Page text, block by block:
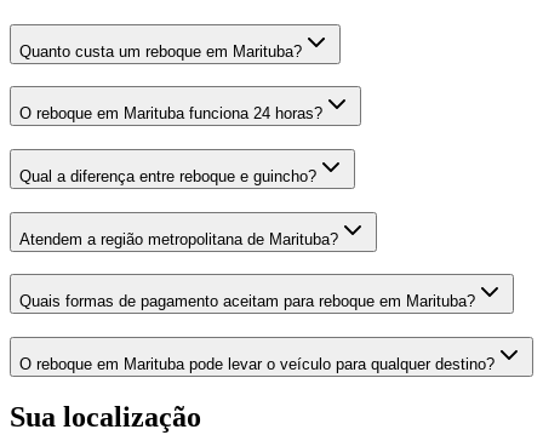
Quanto custa um reboque em Marituba?
O reboque em Marituba funciona 24 horas?
Qual a diferença entre reboque e guincho?
Atendem a região metropolitana de Marituba?
Quais formas de pagamento aceitam para reboque em Marituba?
O reboque em Marituba pode levar o veículo para qualquer destino?
Sua localização